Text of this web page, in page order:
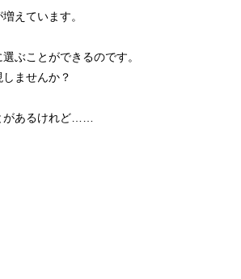
えています。
ぶことができるのです。
ませんか？
があるけれど……